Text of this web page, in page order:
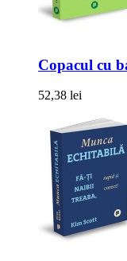
Copacul cu
52,38 lei